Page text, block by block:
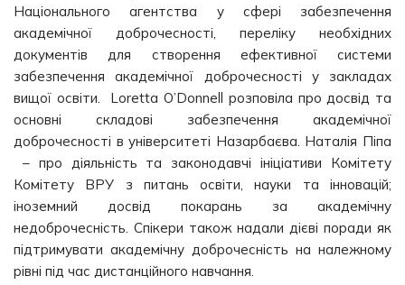
Національного агентства у сфері забезпечення
академічної доброчесності, переліку необхідних
документів для створення ефективної системи
забезпечення академічної доброчесності у закладах
вищої освіти. Loretta O’Donnell розповіла про досвід та
основні складові забезпечення академічної
доброчесності в університеті Назарбаєва. Наталія Піпа
– про діяльність та законодавчі ініціативи Комітету
Комітету ВРУ з питань освіти, науки та інновацій;
іноземний досвід покарань за академічну
недоброчесність. Спікери також надали дієві поради як
підтримувати академічну доброчесність на належному
рівні під час дистанційного навчання.